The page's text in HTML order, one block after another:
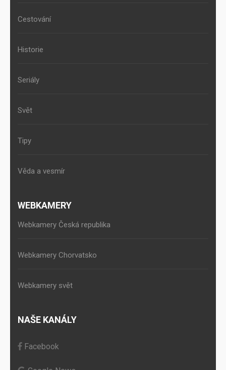
Cestování
Historie
Seriály
Svět
Tipy
Věda a vesmír
WEBKAMERY
Webkamery Česká republika
Webkamery Chorvatsko
Webkamery svět
NAŠE KANÁLY
Facebook